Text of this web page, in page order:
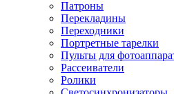
Патроны
Перекладины
Переходники
Портретные тарелки
Пульты для
Рассеиватели
Ролики